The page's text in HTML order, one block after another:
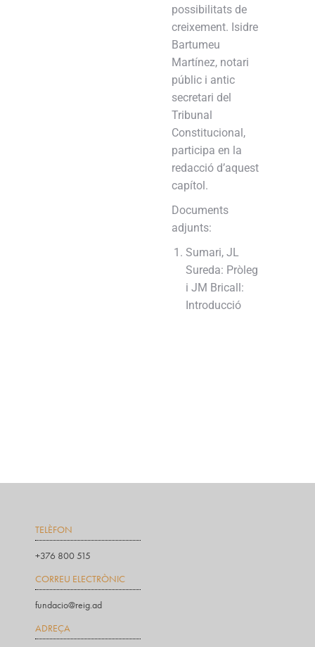
possibilitats de
creixement. Isidre
Bartumeu
Martínez, notari
públic i antic
secretari del
Tribunal
Constitucional,
participa en la
redacció d’aquest
capítol.
Documents
adjunts:
Sumari, JL
Sureda: Pròleg
i JM Bricall:
Introducció
TELÈFON
+376 800 515
CORREU ELECTRÒNIC
fundacio@reig.ad
ADREÇA